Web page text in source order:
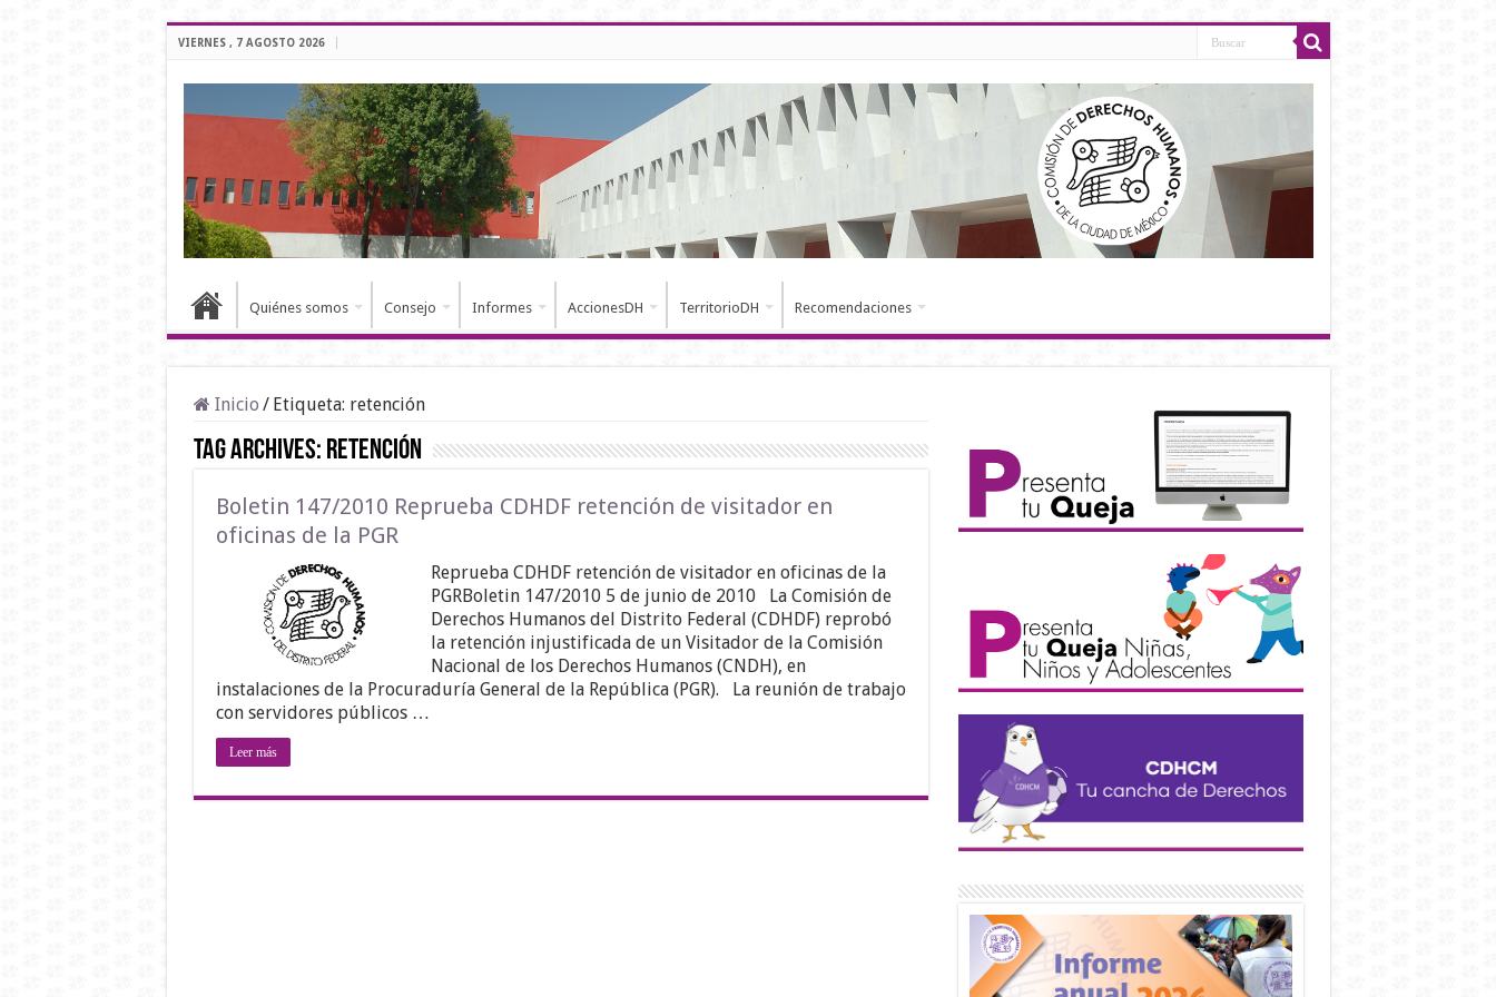
VIERNES , 7 AGOSTO 2026
Quiénes somos Consejo Informes AccionesDH TerritorioDH Recomendaciones
Inicio / Etiqueta: retención
Tag Archives: retención
Boletin 147/2010 Reprueba CDHDF retención de visitador en
oficinas de la PGR
Reprueba CDHDF retención de visitador en oficinas de la
PGRBoletin 147/2010 5 de junio de 2010 La Comisión de
Derechos Humanos del Distrito Federal (CDHDF) reprobó
la retención injustificada de un Visitador de la Comisión
Nacional de los Derechos Humanos (CNDH), en
instalaciones de la Procuraduría General de la República (PGR). La reunión de trabajo
con servidores públicos …
Leer más